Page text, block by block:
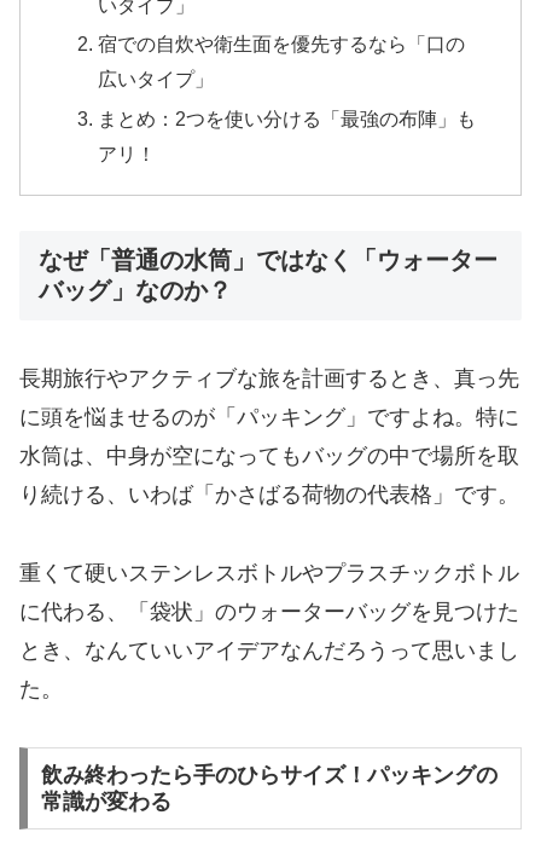
いタイプ」
​宿での自炊や衛生面を優先するなら「口の
広いタイプ」
​まとめ：2つを使い分ける「最強の布陣」も
アリ！
なぜ「普通の水筒」ではなく「ウォーター
バッグ」なのか？
長期旅行やアクティブな旅を計画するとき、真っ先
に頭を悩ませるのが「パッキング」ですよね。特に
水筒は、中身が空になってもバッグの中で場所を取
り続ける、いわば「かさばる荷物の代表格」です。
重くて硬いステンレスボトルやプラスチックボトル
に代わる、「袋状」のウォーターバッグを見つけた
とき、なんていいアイデアなんだろうって思いまし
た。
​飲み終わったら手のひらサイズ！パッキングの
常識が変わる